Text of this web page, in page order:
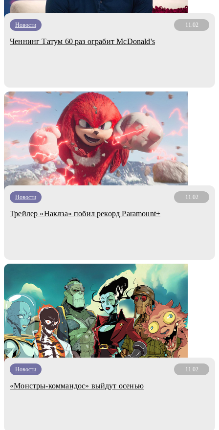
Новости 11.02
Ченнинг Татум 60 раз ограбит McDonald's
Новости 11.02
Трейлер «Наклза» побил рекорд Paramount+
Новости 11.02
«Монстры-коммандос» выйдут осенью